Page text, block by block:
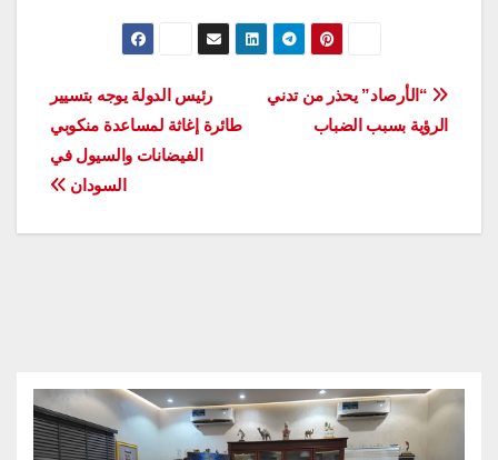
تصفّح
المقالات
رئيس الدولة يوجه بتسيير
طائرة إغاثة لمساعدة منكوبي
الفيضانات والسيول في
السودان
“الأرصاد” يحذر من تدني
الرؤية بسبب الضباب